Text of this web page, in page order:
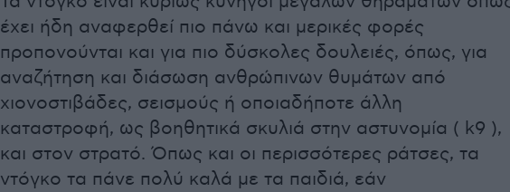
έχει ήδη αναφερθεί πιο πάνω και μερικές φορές
προπονούνται και για πιο δύσκολες δουλειές, όπως, για
αναζήτηση και διάσωση ανθρώπινων θυμάτων από
χιονοστιβάδες, σεισμούς ή οποιαδήποτε άλλη
καταστροφή, ως βοηθητικά σκυλιά στην αστυνομία ( k9 ),
και στον στρατό. Όπως και οι περισσότερες ράτσες, τα
ντόγκο τα πάνε πολύ καλά με τα παιδιά, εάν